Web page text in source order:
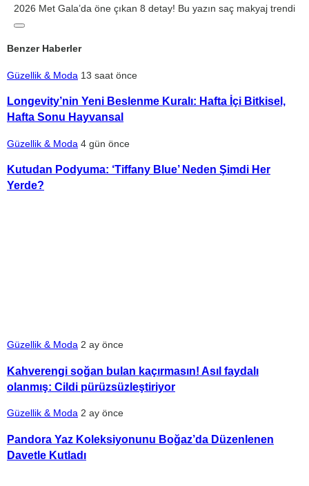
2026 Met Gala’da öne çıkan 8 detay! Bu yazın saç makyaj trendi
Benzer Haberler
Güzellik & Moda 13 saat önce
Longevity’nin Yeni Beslenme Kuralı: Hafta İçi Bitkisel,
Hafta Sonu Hayvansal
Güzellik & Moda 4 gün önce
Kutudan Podyuma: ‘Tiffany Blue’ Neden Şimdi Her
Yerde?
Güzellik & Moda 2 ay önce
Kahverengi soğan bulan kaçırmasın! Asıl faydalı
olanmış: Cildi pürüzsüzleştiriyor
Güzellik & Moda 2 ay önce
Pandora Yaz Koleksiyonunu Boğaz’da Düzenlenen
Davetle Kutladı